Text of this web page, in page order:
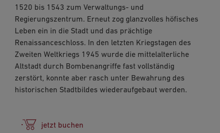
1520 bis 1543 zum Verwaltungs- und
Regierungszentrum. Erneut zog glanzvolles höfisches
Leben ein in die Stadt und das prächtige
Renaissanceschloss. In den letzten Kriegstagen des
Zweiten Weltkriegs 1945 wurde die mittelalterliche
Altstadt durch Bombenangriffe fast vollständig
zerstört, konnte aber rasch unter Bewahrung des
historischen Stadtbildes wiederaufgebaut werden.
jetzt buchen